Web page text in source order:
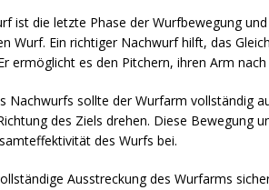
ist die letzte Phase der Wurfbewegung
Wurf. Ein richtiger Nachwurf hilft, das
ermöglicht es den Pitchern, ihren Arm
Nachwurfs sollte der Wurfarm vollständig
des Ziels drehen. Diese Bewegung
des Wurfs bei.
Ausstreckung des Wurfarms